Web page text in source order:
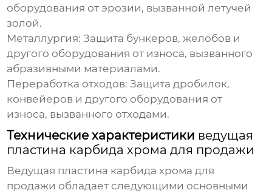
оборудования от эрозии, вызванной летучей
золой.
Металлургия: Защита бункеров, желобов и
другого оборудования от износа, вызванного
абразивными материалами.
Переработка отходов: Защита дробилок,
конвейеров и другого оборудования от
износа, вызванного отходами.
Технические характеристики ведущая
пластина карбида хрома для продажи
Ведущая пластина карбида хрома для
продажи обладает следующими основными